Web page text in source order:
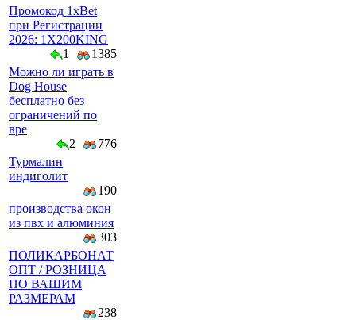
Промокод 1xBet
при Регистрации
2026: 1X200KING
1
1385
Можно ли играть в
Dog House
бесплатно без
ограничений по
вре
2
776
Турмалин
индиголит
190
производства окон
из пвх и алюминия
303
ПОЛИКАРБОНАТ
ОПТ / РОЗНИЦА
ПО ВАШИМ
РАЗМЕРАМ
238